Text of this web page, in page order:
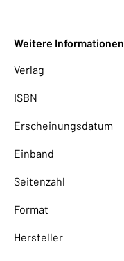
Weitere Informationen
Verlag
ISBN
Erscheinungsdatum
Einband
Seitenzahl
Format
Hersteller